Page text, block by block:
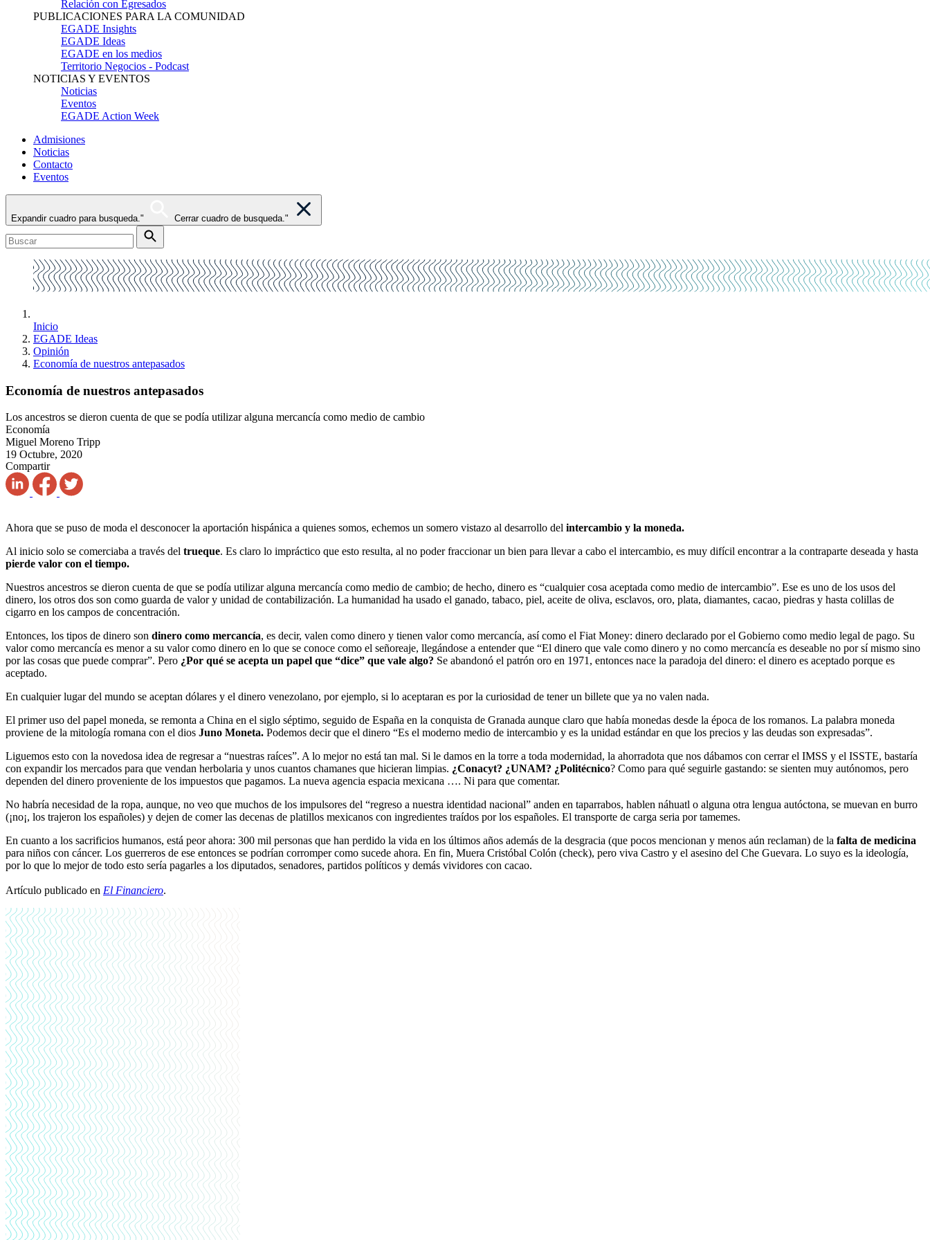
Relación con Egresados
PUBLICACIONES PARA LA COMUNIDAD
EGADE Insights
EGADE Ideas
EGADE en los medios
Territorio Negocios - Podcast
NOTICIAS Y EVENTOS
Noticias
Eventos
EGADE Action Week
Admisiones
Noticias
Contacto
Eventos
Expandir cuadro para busqueda." Cerrar cuadro de busqueda."
Inicio
EGADE Ideas
Opinión
Economía de nuestros antepasados
Economía de nuestros antepasados
Los ancestros se dieron cuenta de que se podía utilizar alguna mercancía como medio de cambio
Economía
Miguel Moreno Tripp
19 Octubre, 2020
Compartir
Ahora que se puso de moda el desconocer la aportación hispánica a quienes somos, echemos un somero vistazo al desarrollo del intercambio y la moneda.
Al inicio solo se comerciaba a través del trueque. Es claro lo impráctico que esto resulta, al no poder fraccionar un bien para llevar a cabo el intercambio, es muy difícil encontrar a la contraparte deseada y hasta
pierde valor con el tiempo.
Nuestros ancestros se dieron cuenta de que se podía utilizar alguna mercancía como medio de cambio; de hecho, dinero es “cualquier cosa aceptada como medio de intercambio”. Ese es uno de los usos del
dinero, los otros dos son como guarda de valor y unidad de contabilización. La humanidad ha usado el ganado, tabaco, piel, aceite de oliva, esclavos, oro, plata, diamantes, cacao, piedras y hasta colillas de
cigarro en los campos de concentración.
Entonces, los tipos de dinero son dinero como mercancía, es decir, valen como dinero y tienen valor como mercancía, así como el Fiat Money: dinero declarado por el Gobierno como medio legal de pago. Su
valor como mercancía es menor a su valor como dinero en lo que se conoce como el señoreaje, llegándose a entender que “El dinero que vale como dinero y no como mercancía es deseable no por sí mismo sino
por las cosas que puede comprar”. Pero ¿Por qué se acepta un papel que “dice” que vale algo? Se abandonó el patrón oro en 1971, entonces nace la paradoja del dinero: el dinero es aceptado porque es
aceptado.
En cualquier lugar del mundo se aceptan dólares y el dinero venezolano, por ejemplo, si lo aceptaran es por la curiosidad de tener un billete que ya no valen nada.
El primer uso del papel moneda, se remonta a China en el siglo séptimo, seguido de España en la conquista de Granada aunque claro que había monedas desde la época de los romanos. La palabra moneda
proviene de la mitología romana con el dios Juno Moneta. Podemos decir que el dinero “Es el moderno medio de intercambio y es la unidad estándar en que los precios y las deudas son expresadas”.
Liguemos esto con la novedosa idea de regresar a “nuestras raíces”. A lo mejor no está tan mal. Si le damos en la torre a toda modernidad, la ahorradota que nos dábamos con cerrar el IMSS y el ISSTE, bastaría
con expandir los mercados para que vendan herbolaria y unos cuantos chamanes que hicieran limpias. ¿Conacyt? ¿UNAM? ¿Politécnico? Como para qué seguirle gastando: se sienten muy autónomos, pero
dependen del dinero proveniente de los impuestos que pagamos. La nueva agencia espacia mexicana …. Ni para que comentar.
No habría necesidad de la ropa, aunque, no veo que muchos de los impulsores del “regreso a nuestra identidad nacional” anden en taparrabos, hablen náhuatl o alguna otra lengua autóctona, se muevan en burro
(¡no¡, los trajeron los españoles) y dejen de comer las decenas de platillos mexicanos con ingredientes traídos por los españoles. El transporte de carga seria por tamemes.
En cuanto a los sacrificios humanos, está peor ahora: 300 mil personas que han perdido la vida en los últimos años además de la desgracia (que pocos mencionan y menos aún reclaman) de la falta de medicina
para niños con cáncer. Los guerreros de ese entonces se podrían corromper como sucede ahora. En fin, Muera Cristóbal Colón (check), pero viva Castro y el asesino del Che Guevara. Lo suyo es la ideología,
por lo que lo mejor de todo esto sería pagarles a los diputados, senadores, partidos políticos y demás vividores con cacao.
Artículo publicado en El Financiero.